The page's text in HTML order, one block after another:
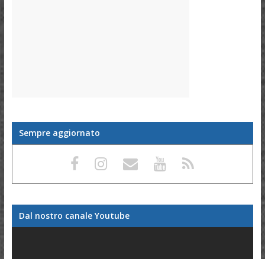
Sempre aggiornato
Dal nostro canale Youtube